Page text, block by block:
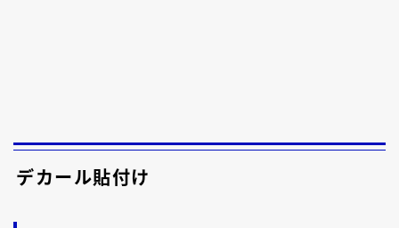
デカール貼付け